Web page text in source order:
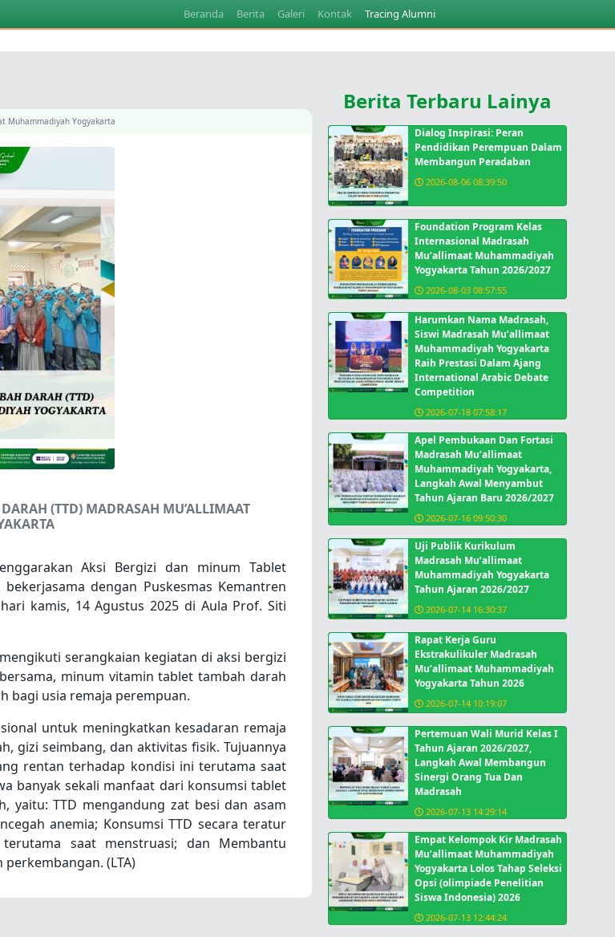
Beranda Berita Galeri Kontak Tracing Alumni
Muhammadiyah Yogyakarta
(TTD) MADRASAH MU’ALLIMAAT
Aksi Bergizi dan minum Tablet
dengan Puskesmas Kemantren
kamis, 14 Agustus 2025 di Aula Prof. Siti
serangkaian kegiatan di aksi bergizi
minum vitamin tablet tambah darah
bagi usia remaja perempuan.
untuk meningkatkan kesadaran remaja
gizi seimbang, dan aktivitas fisik. Tujuannya
rentan terhadap kondisi ini terutama saat
banyak sekali manfaat dari konsumsi tablet
yaitu: TTD mengandung zat besi dan asam
anemia; Konsumsi TTD secara teratur
saat menstruasi; dan Membantu
(LTA)
Berita Terbaru Lainya
Dialog Inspirasi: Peran
Pendidikan Perempuan Dalam
Membangun Peradaban
2026-08-06 08:39:50
Foundation Program Kelas
Internasional Madrasah
Mu’allimaat Muhammadiyah
Yogyakarta Tahun 2026/2027
2026-08-03 08:57:55
Harumkan Nama Madrasah,
Siswi Madrasah Mu’allimaat
Muhammadiyah Yogyakarta
Raih Prestasi Dalam Ajang
International Arabic Debate
Competition
2026-07-18 07:58:17
Apel Pembukaan Dan Fortasi
Madrasah Mu’allimaat
Muhammadiyah Yogyakarta,
Langkah Awal Menyambut
Tahun Ajaran Baru 2026/2027
2026-07-16 09:50:30
Uji Publik Kurikulum
Madrasah Mu’allimaat
Muhammadiyah Yogyakarta
Tahun Ajaran 2026/2027
2026-07-14 16:30:37
Rapat Kerja Guru
Ekstrakulikuler Madrasah
Mu’allimaat Muhammadiyah
Yogyakarta Tahun 2026
2026-07-14 10:19:07
Pertemuan Wali Murid Kelas I
Tahun Ajaran 2026/2027,
Langkah Awal Membangun
Sinergi Orang Tua Dan
Madrasah
2026-07-13 14:29:14
Empat Kelompok Kir Madrasah
Mu’allimaat Muhammadiyah
Yogyakarta Lolos Tahap Seleksi
Opsi (olimpiade Penelitian
Siswa Indonesia) 2026
2026-07-13 12:44:24